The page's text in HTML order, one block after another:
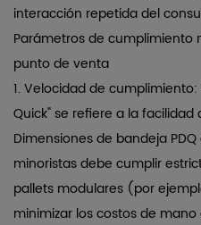
de
impulsos
5
Verificación
de
Calidad
y
Normas
Técnicas
interacción repetida del
Parámetros de cumplimiento
punto de venta
1.Velocidad de cumplimiento:
Quick" se refiere a la
Dimensiones de bandeja
minoristasdebe cumplir
pallets modulares (por
minimizar los costos de